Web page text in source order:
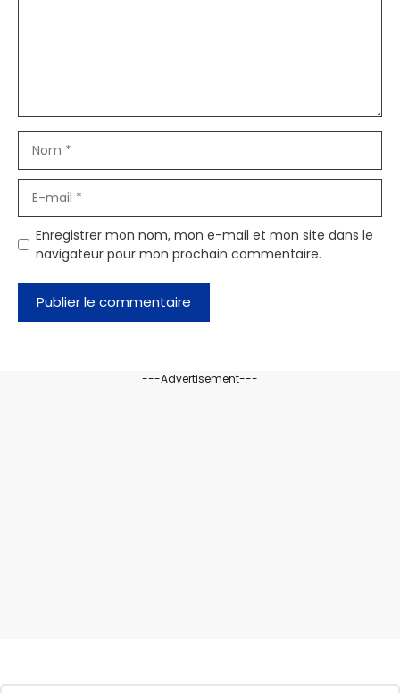
mail
Enregistrer mon nom, mon e-mail et mon site dans le
navigateur pour mon prochain commentaire.
---Advertisement---